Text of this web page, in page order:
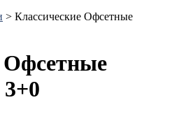
> Классические Офсетные
Офсетные